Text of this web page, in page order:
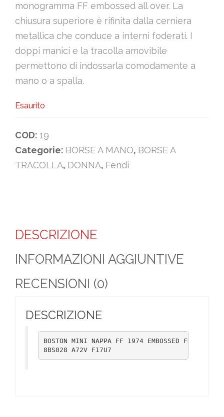
monogramma FF embossed all over. La
chiusura superiore è rifinita dalla cerniera
metallica che conduce a interni foderati. I
doppi manici e la tracolla amovibile
permettono di indossarla comodamente a
mano o a spalla.
Esaurito
COD: 19
Categorie: BORSE A MANO, BORSE A
TRACOLLA, DONNA, Fendi
DESCRIZIONE
INFORMAZIONI AGGIUNTIVE
RECENSIONI (0)
DESCRIZIONE
BOSTON MINI NAPPA FF 1974 EMBOSSED FRAGO
8BS028 A72V F17U7